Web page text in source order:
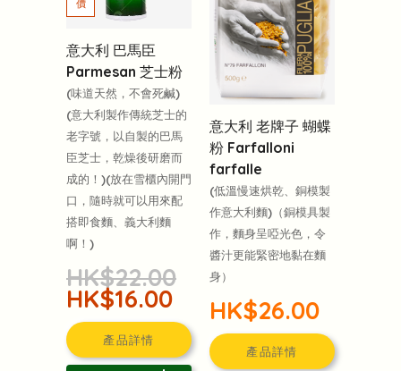
意大利 巴馬臣
Parmesan 芝士粉
(味道天然，不會死鹹)
(意大利製作傳統芝士的
老字號，以自製的巴馬
臣芝士，乾燥後研磨而
成的！)(放在雪櫃內開門
口，隨時就可以用來配
搭即食麵、義大利麵
啊！)
HK$22.00
HK$16.00
產品詳情
意大利 老牌子 蝴蝶
粉 Farfalloni
farfalle
(低溫慢速烘乾、銅模製
作意大利麵)（銅模具製
作，麵身呈啞光色，令
醬汁更能緊密地黏在麵
身）
HK$26.00
產品詳情